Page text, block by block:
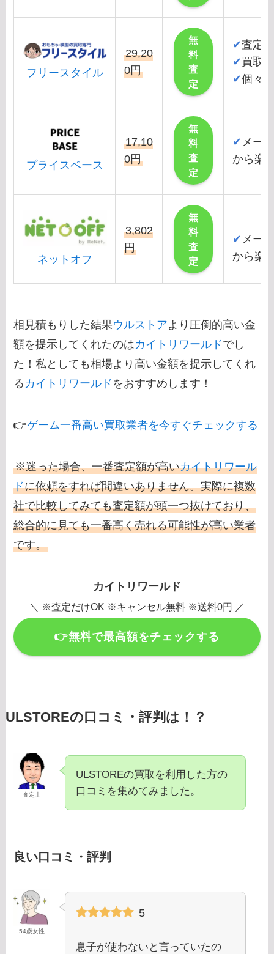
フリースタイル
29,20
0円
無
料
査
定
✔査定
✔買取
✔個々
プライスベース
17,10
0円
無
料
査
定
✔ メー
から楽
ネットオフ
3,802
円
無
料
査
定
✔ メー
から楽
相見積もりした結果ウルストアより圧倒的高い金
額を提示してくれたのはカイトリワールドでし
た！私としても相場より高い金額を提示してくれ
る カイトリワールド をおすすめします！
👉ゲーム一番高い買取業者を今すぐチェックする
※迷った場合、一番査定額が高いカイトリワール
ドに依頼をすれば間違いありません。実際に複数
社で比較してみても査定額が頭一つ抜けており、
総合的に見ても一番高く売れる可能性が高い業者
です。
カイトリワールド
＼ ※査定だけOK ※キャンセル無料 ※送料0円 ／
👉無料で最高額をチェックする
ULSTOREの口コミ・評判は！？
査定士
ULSTOREの買取を利用した方の
口コミを集めてみました。
良い口コミ・評判
54歳女性
5
息子が使わないと言っていたの